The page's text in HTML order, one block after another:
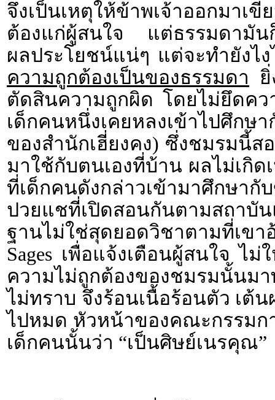
จึงเป็นเหตุให้ข้าพเจ้าออกมาเ
ต้องแก่ผู้สนใจ แต่ธรรมดามันก็
ผลประโยชน์แน่ๆ แต่จะทำยังไ
ความถูกต้องเป็นของธรรมดา
ตัดสินความถูกผิด โดยไม่ยึดค
เด็กคนหนึ่งเคยหลงเข้าไปศึกษ
ของสำนักเฮี่ยงคง) ซึ่งชมรมนี้
มาใช้กับตนเองที่บ้าน ผลไม่เกิ
ที่เด็กคนดังกล่าวเข้ามาศึกษา
ปวยแชที่เปิดสอนกันตามสถาบั
ฐานไม่ใช่สุดยอดวิชาตามที่เข
Sages เพื่อแจ้งเตือนผู้สนใจ ไ
ความไม่ถูกต้องของชมรมนั้นม
ไม่ทราบ จึงร้อนเนื้อร้อนตัว เต้
ไปหมด หัวหน้าของคณะกรรมก
เด็กคนนั้นว่า “เป็นศิษย์เนรคุณ”